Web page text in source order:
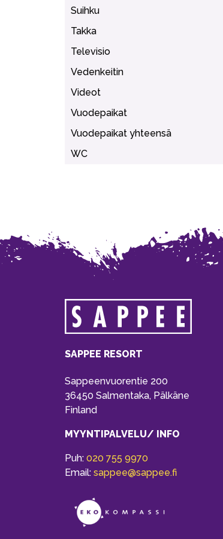
Suihku
Takka
Televisio
Vedenkeitin
Videot
Vuodepaikat
Vuodepaikat yhteensä
WC
SAPPEE RESORT
Sappeenvuorentie 200
36450 Salmentaka, Pälkäne
Finland
MYYNTIPALVELU/ INFO
Puh: 020 755 9970
Email: sappee@sappee.fi